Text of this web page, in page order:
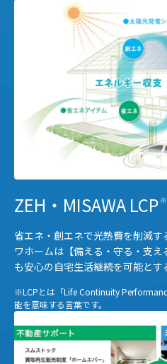
ZEH・MISAWA LCP ※
省エネ・創エネで光熱費を削減
ワホームは【備える・守る・支
も安心の自宅生活継続を可能とす
※LCPとは「Life Continuity
能を意味する言葉です。